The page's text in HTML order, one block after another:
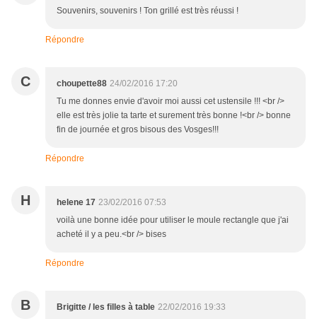
Souvenirs, souvenirs ! Ton grillé est très réussi !
Répondre
C choupette88 24/02/2016 17:20
Tu me donnes envie d'avoir moi aussi cet ustensile !!! <br />
elle est très jolie ta tarte et surement très bonne !<br /> bonne
fin de journée et gros bisous des Vosges!!!
Répondre
H helene 17 23/02/2016 07:53
voilà une bonne idée pour utiliser le moule rectangle que j'ai
acheté il y a peu.<br /> bises
Répondre
B Brigitte / les filles à table 22/02/2016 19:33